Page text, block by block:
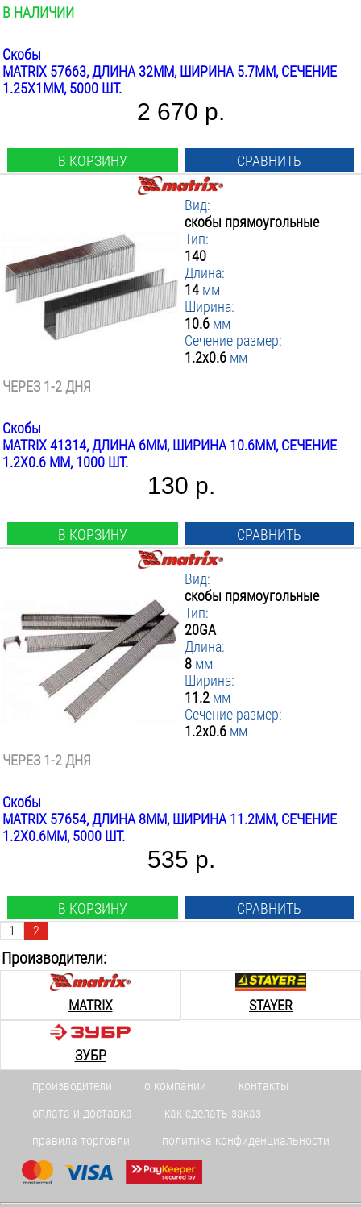
В НАЛИЧИИ
Скобы
MATRIX 57663, ДЛИНА 32ММ, ШИРИНА 5.7ММ, СЕЧЕНИЕ
1.25X1ММ, 5000 ШТ.
2 670 р.
В КОРЗИНУ СРАВНИТЬ
Вид:
скобы прямоугольные
Тип:
140
Длина:
14 мм
Ширина:
10.6 мм
Сечение размер:
1.2х0.6 мм
ЧЕРЕЗ 1-2 ДНЯ
Скобы
MATRIX 41314, ДЛИНА 6ММ, ШИРИНА 10.6ММ, СЕЧЕНИЕ
1.2Х0.6 ММ, 1000 ШТ.
130 р.
В КОРЗИНУ СРАВНИТЬ
Вид:
скобы прямоугольные
Тип:
20GA
Длина:
8 мм
Ширина:
11.2 мм
Сечение размер:
1.2x0.6 мм
ЧЕРЕЗ 1-2 ДНЯ
Скобы
MATRIX 57654, ДЛИНА 8ММ, ШИРИНА 11.2ММ, СЕЧЕНИЕ
1.2X0.6ММ, 5000 ШТ.
535 р.
В КОРЗИНУ СРАВНИТЬ
1 2
Производители:
MATRIX STAYER
ЗУБР
производители о компании
контакты
оплата и доставка
как сделать заказ
правила торговли
политика конфиденциальности